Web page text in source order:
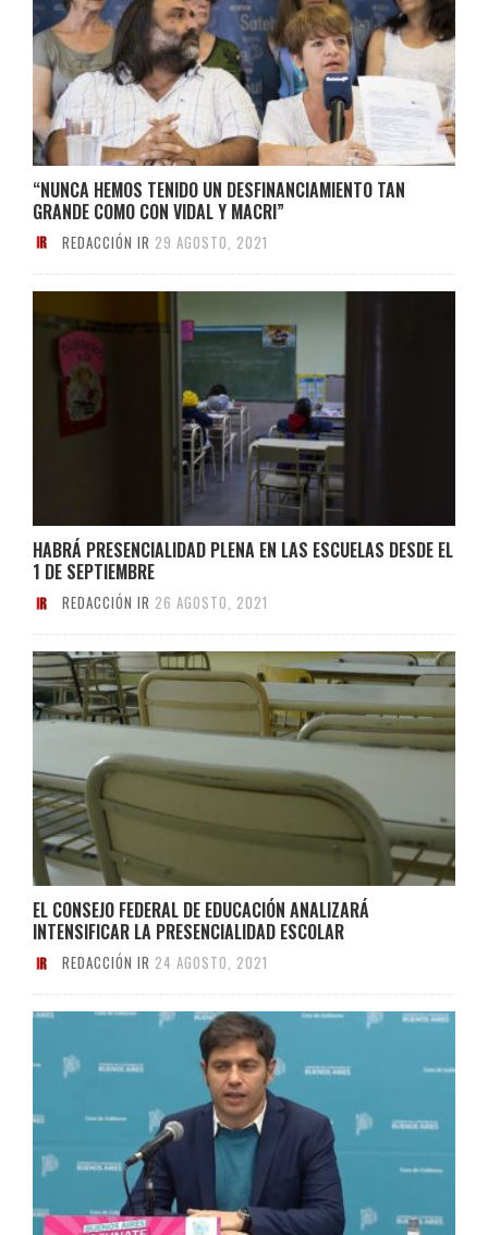
“NUNCA HEMOS TENIDO UN DESFINANCIAMIENTO TAN
GRANDE COMO CON VIDAL Y MACRI”
REDACCIÓN IR 29 AGOSTO, 2021
HABRÁ PRESENCIALIDAD PLENA EN LAS ESCUELAS DESDE EL
1 DE SEPTIEMBRE
REDACCIÓN IR 26 AGOSTO, 2021
EL CONSEJO FEDERAL DE EDUCACIÓN ANALIZARÁ
INTENSIFICAR LA PRESENCIALIDAD ESCOLAR
REDACCIÓN IR 24 AGOSTO, 2021